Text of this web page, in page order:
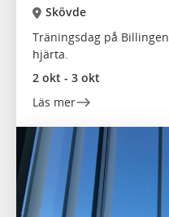
Skövde
Träningsdag på
hjärta.
2 okt - 3 okt
Läs mer